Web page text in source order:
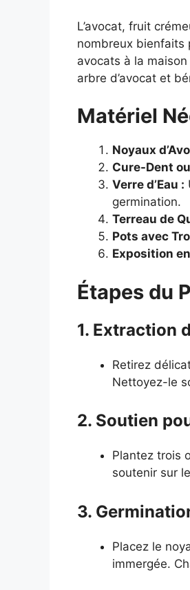
L’avocat, fruit
nombreux bienfaits
avocats à la
arbre d’avocat et
Matériel
Noyaux
Cure-Dent
Verre d’Eau :
germination.
Terreau de
Pots avec
Exposition
Étapes du
1. Extraction
Retirez
Nettoyez-le
2. Soutien
Plantez trois
soutenir sur
3.
Placez le
immergée.